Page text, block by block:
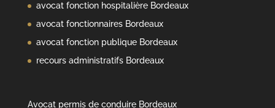
avocat fonction hospitalière Bordeaux
avocat fonctionnaires Bordeaux
avocat fonction publique Bordeaux
recours administratifs Bordeaux
Avocat permis de conduire Bordeaux